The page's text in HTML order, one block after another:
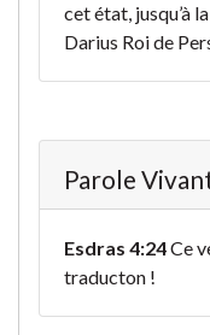
cet état, jusqu’à
Darius Roi de
Parole
Esdras 4:24Ce
traducton !